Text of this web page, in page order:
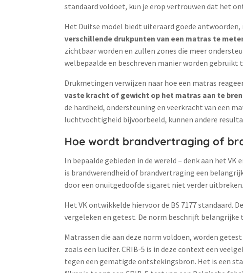
standaard voldoet, kun je erop vertrouwen dat het
Het Duitse model biedt uiteraard goede
verschillende drukpunten van een matras te
zichtbaar worden en zullen zones die meer
welbepaalde en beschreven manier worden gebruikt
Drukmetingen verwijzen naar hoe een matras
vaste kracht of gewicht op het matras aan te
de hardheid, ondersteuning en veerkracht van een
luchtvochtigheid bijvoorbeeld, kunnen andere
Hoe wordt brandvertraging of
In bepaalde gebieden in de wereld – denk aan het
is brandwerendheid of brandvertraging een
door een onuitgedoofde sigaret niet verder uitbreken.
Het VK ontwikkelde hiervoor de BS 7177 standaard.
vergeleken en getest. De norm beschrijft
Matrassen die aan deze norm voldoen, worden
zoals een lucifer. CRIB-5 is in deze context een
tegen een gematigde ontstekingsbron. Het is een